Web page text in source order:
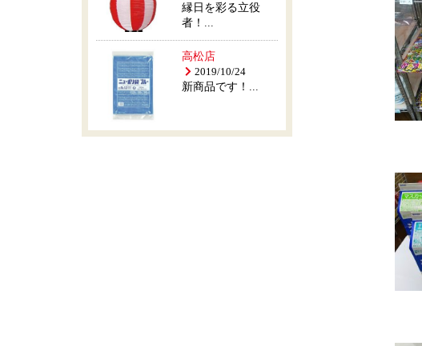
縁日を彩る立役
者！...
高松店
2019/10/24
新商品です！...